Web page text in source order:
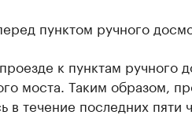
пунктом ручного
к пунктам ручного
моста. Таким образом,
течение последних пяти